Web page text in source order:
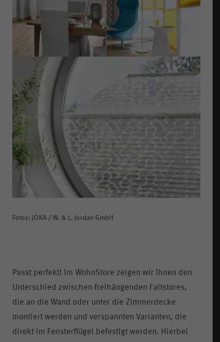
Fotos: JOKA / W. & L. Jordan GmbH
Passt perfekt! Im WohnStore zeigen wir Ihnen den
Unterschied zwischen freihängenden Faltstores,
die an die Wand oder unter die Zimmerdecke
montiert werden und verspannten Varianten, die
direkt im Fensterflügel befestigt werden. Hierbei